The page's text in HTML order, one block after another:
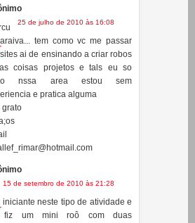
saber o nome do monto que
25 de julho de 2010 às 16:08
tem como vc me passar
ai de ensinando a criar robos
coisas projetos e tals eu so
nssa area estou sem
e pratica alguma
15 de setembro de 2010 às 21:28